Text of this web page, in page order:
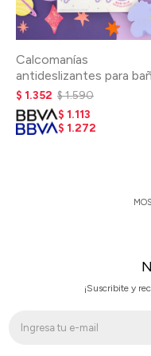
Calcomanías
antideslizantes para
- Galaxy
$ 1.352 $1.590
$ 1.113
$ 1.272
¡Suscribite y